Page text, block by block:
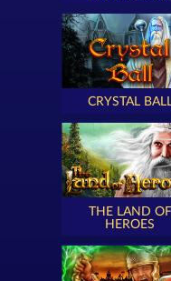
CRYSTAL
THE LAND OF
HEROES